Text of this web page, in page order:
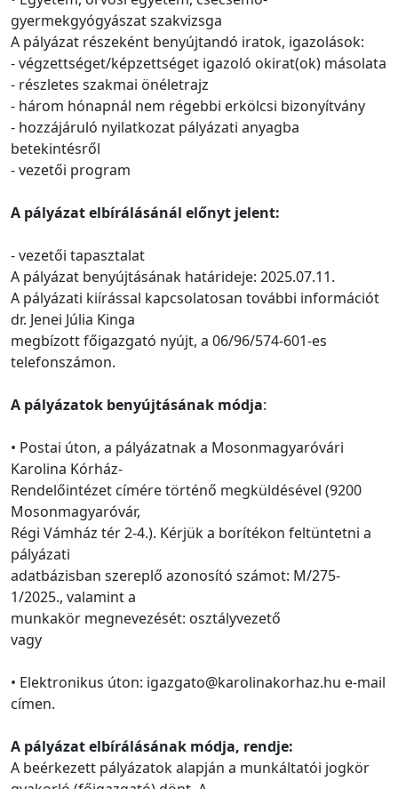
gyermekgyógyászat szakvizsga
A pályázat részeként benyújtandó iratok, igazolások:
- végzettséget/képzettséget igazoló okirat(ok) másolata
- részletes szakmai önéletrajz
- három hónapnál nem régebbi erkölcsi bizonyítvány
- hozzájáruló nyilatkozat pályázati anyagba
betekintésről
- vezetői program
A pályázat elbírálásánál előnyt jelent:
- vezetői tapasztalat
A pályázat benyújtásának határideje: 2025.07.11.
A pályázati kiírással kapcsolatosan további információt
dr. Jenei Júlia Kinga
megbízott főigazgató nyújt, a 06/96/574-601-es
telefonszámon.
A pályázatok benyújtásának módja:
• Postai úton, a pályázatnak a Mosonmagyaróvári
Karolina Kórház-
Rendelőintézet címére történő megküldésével (9200
Mosonmagyaróvár,
Régi Vámház tér 2-4.). Kérjük a borítékon feltüntetni a
pályázati
adatbázisban szereplő azonosító számot: M/275-
1/2025., valamint a
munkakör megnevezését: osztályvezető
vagy
• Elektronikus úton: igazgato@karolinakorhaz.hu e-mail
címen.
A pályázat elbírálásának módja, rendje:
A beérkezett pályázatok alapján a munkáltatói jogkör